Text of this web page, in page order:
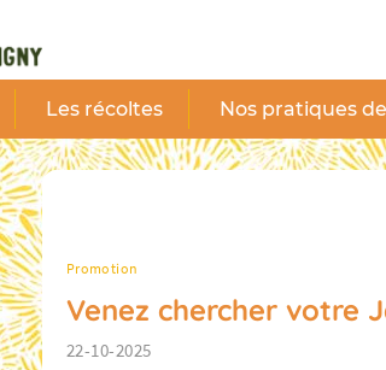
Les récoltes Nos pratiques
Promotion
Venez chercher votre
22-10-2025